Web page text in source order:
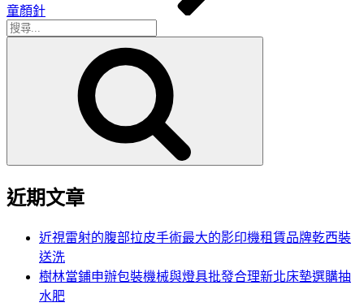
童顏針
搜
近期文章
近視雷射的腹部拉皮手術最大的影印機租賃品牌乾西裝
送洗
樹林當鋪申辦包裝機械與燈具批發合理新北床墊選購抽
水肥